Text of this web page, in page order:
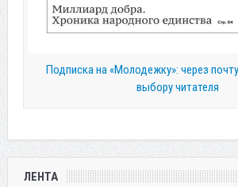
Подписка на «Молодежку»: через
выбору читателя
ЛЕНТА